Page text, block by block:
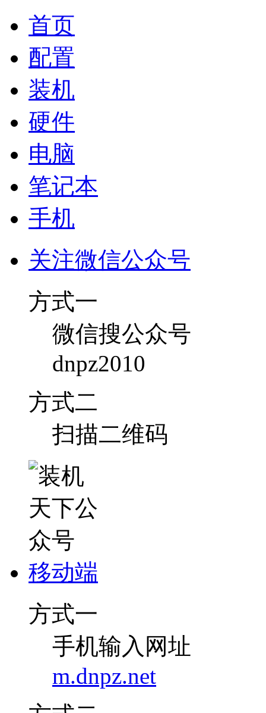
首页
配置
装机
硬件
电脑
笔记本
手机
关注微信公众号
方式一
微信搜公众号
dnpz2010
方式二
扫描二维码
移动端
方式一
手机输入网址
m.dnpz.net